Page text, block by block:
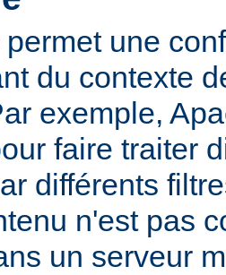
une
du contexte
exemple,
faire traiter
différents
n'est pas
un serveur